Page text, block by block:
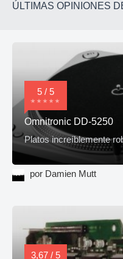
ÚLTIMAS OPINIONES
5 / 5
Omnitronic DD-5250
Platos increíblemente
por Damien Mutt
3,67 / 5